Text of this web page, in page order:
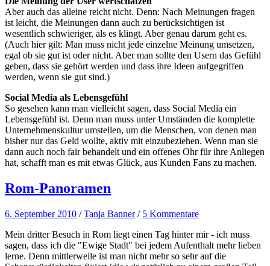
Aber auch das alleine reicht nicht. Denn: Nach Meinungen fragen
ist leicht, die Meinungen dann auch zu berücksichtigen ist
wesentlich schwieriger, als es klingt. Aber genau darum geht es.
(Auch hier gilt: Man muss nicht jede einzelne Meinung umsetzen,
egal ob sie gut ist oder nicht. Aber man sollte den Usern das Gefühl
geben, dass sie gehört werden und dass ihre Ideen aufgegriffen
werden, wenn sie gut sind.)
Social Media als Lebensgefühl
So gesehen kann man vielleicht sagen, dass Social Media ein
Lebensgefühl ist. Denn man muss unter Umständen die komplette
Unternehmenskultur umstellen, um die Menschen, von denen man
bisher nur das Geld wollte, aktiv mit einzubeziehen. Wenn man sie
dann auch noch fair behandelt und ein offenes Ohr für ihre Anliegen
hat, schafft man es mit etwas Glück, aus Kunden Fans zu machen.
Rom-Panoramen
6. September 2010 /Tanja Banner / 5 Kommentare
Mein dritter Besuch in Rom liegt einen Tag hinter mir - ich muss
sagen, dass ich die "Ewige Stadt" bei jedem Aufenthalt mehr lieben
lerne. Denn mittlerweile ist man nicht mehr so sehr auf die